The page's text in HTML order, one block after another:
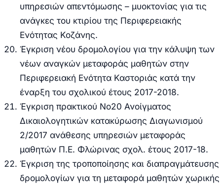
υπηρεσιών απεντόμωσης – μυοκτονίας για τις
ανάγκες του κτιρίου της Περιφερειακής
Ενότητας Κοζάνης.
Έγκριση νέου δρομολογίου για την κάλυψη των
νέων αναγκών μεταφοράς μαθητών στην
Περιφερειακή Ενότητα Καστοριάς κατά την
έναρξη του σχολικού έτους 2017-2018.
Έγκριση πρακτικού No20 Ανοίγματος
Δικαιολογητικών κατακύρωσης Διαγωνισμού
2/2017 ανάθεσης υπηρεσιών μεταφοράς
μαθητών Π.Ε. Φλώρινας σχολ. έτους 2017-18.
Έγκριση της τροποποίησης και διαπραγμάτευσης
δρομολογίων για τη μεταφορά μαθητών χωρικής